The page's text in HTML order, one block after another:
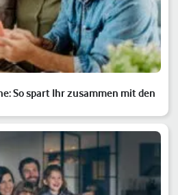
So spart Ihr zusammen mit den